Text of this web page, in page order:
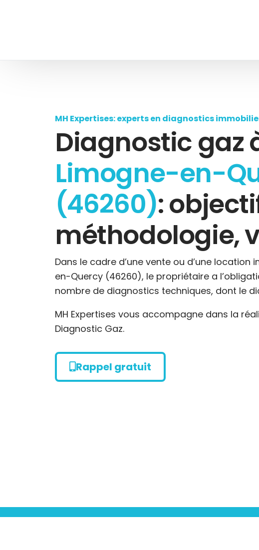
MH Expertises: experts en diagnostics
Diagnostic gaz
Limogne-en-
(46260):
méthodologie,
Dans le cadre d’une vente ou d’une location
en-Quercy (46260), le propriétaire a
nombre de diagnostics techniques, dont le
MH Expertises vous accompagne dans la
Diagnostic Gaz.
Rappel gratuit